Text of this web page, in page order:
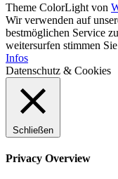
Theme ColorLight von
Wir verwenden auf
bestmöglichen Service
weitersurfen stimmen
Infos
Datenschutz & Cookies
Schließen
Privacy Overview